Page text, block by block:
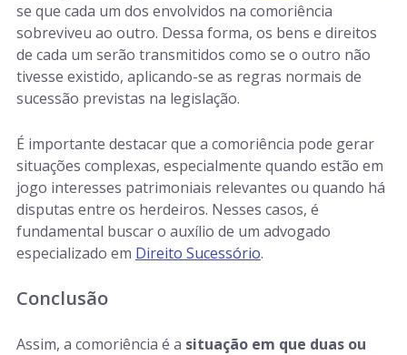
se que cada um dos envolvidos na comoriência
sobreviveu ao outro. Dessa forma, os bens e direitos
de cada um serão transmitidos como se o outro não
tivesse existido, aplicando-se as regras normais de
sucessão previstas na legislação.
É importante destacar que a comoriência pode gerar
situações complexas, especialmente quando estão em
jogo interesses patrimoniais relevantes ou quando há
disputas entre os herdeiros. Nesses casos, é
fundamental buscar o auxílio de um advogado
especializado em Direito Sucessório.
Conclusão
Assim, a comoriência é a situação em que duas ou